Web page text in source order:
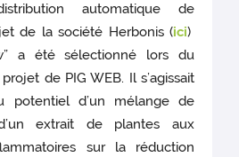
automatique de
de la société Herbonis (ici)
a été sélectionné lors du
de PIG WEB. Il s’agissait
potentiel d’un mélange de
extrait de plantes aux
sur la réduction